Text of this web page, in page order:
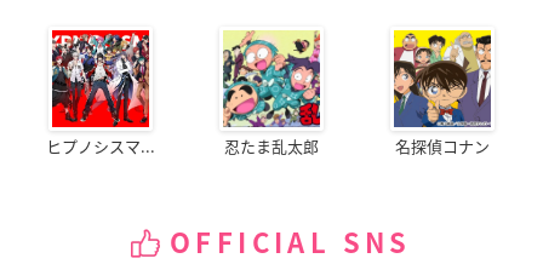
ヒプノシスマ... 忍たま乱太郎 名探偵コナン
OFFICIAL SNS